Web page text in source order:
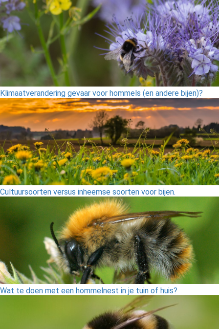
Klimaatverandering gevaar voor hommels (en andere bijen)?
Cultuursoorten versus inheemse soorten voor bijen.
Wat te doen met een hommelnest in je tuin of huis?